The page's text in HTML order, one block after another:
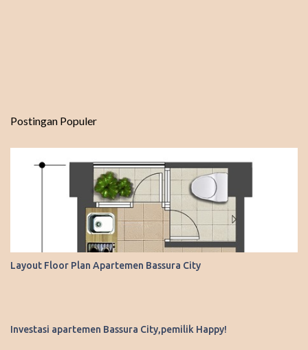
Postingan Populer
Layout Floor Plan Apartemen Bassura City
Investasi apartemen Bassura City,pemilik Happy!